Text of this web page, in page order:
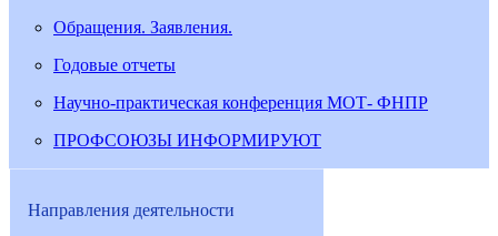
Обращения. Заявления.
Годовые отчеты
Научно-практическая конференция МОТ- ФНПР
ПРОФСОЮЗЫ ИНФОРМИРУЮТ
Направления деятельности